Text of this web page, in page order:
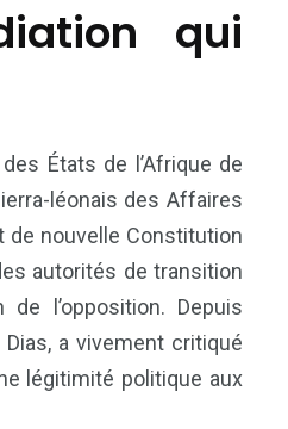
qui
États de l’Afrique de
léonais des Affaires
de nouvelle Constitution
autorités de transition
l’opposition. Depuis
a vivement critiqué
légitimité politique aux